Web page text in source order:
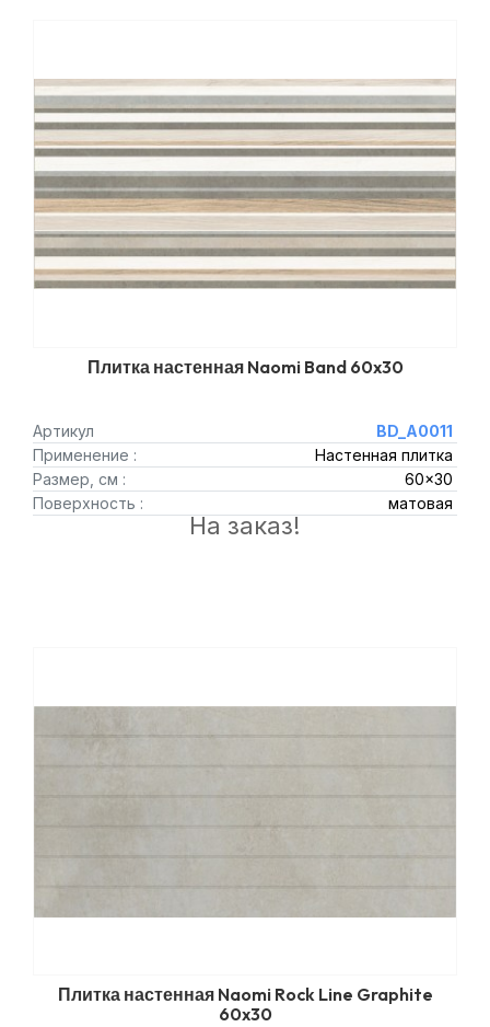
Плитка настенная Naomi Band 60x30
Артикул
BD_A0011
Применение :
Настенная плитка
Размер, см :
60x30
Поверхность :
матовая
На заказ!
Плитка настенная Naomi Rock Line Graphite
60x30